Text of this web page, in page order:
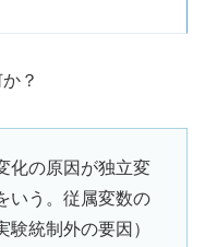
？
化の原因が独立変
いう。従属変数の
統制外の要因）